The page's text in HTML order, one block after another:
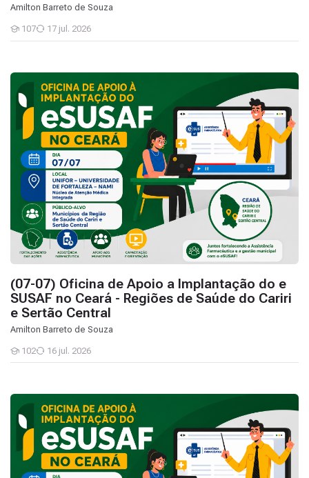
Amilton Barreto de Souza
107
Estudantes
17 jul. 2026
(07-07) Oficina de Apoio a Implantação do e
SUSAF no Ceará - Regiões de Saúde do Cariri
e Sertão Central
Amilton Barreto de Souza
102
Estudantes
16 jul. 2026
(07-07) Oficina de Apoio a Implantação do e SUSAF no Ceará -
(06-07) Oficina de Apoio a Implantação do e SUSAF no Ceará -